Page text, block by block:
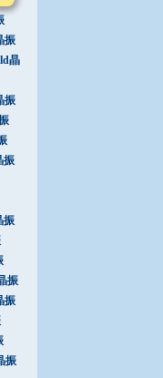
振
晶
振
振
振
振
振
振